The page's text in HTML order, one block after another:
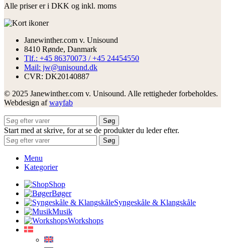
Alle priser er i DKK og inkl. moms
Janewinther.com v. Unisound
8410 Rønde, Danmark
Tlf.: +45 86370073 / +45 24454550
Mail: jw@unisound.dk
CVR: DK20140887
© 2025 Janewinther.com v. Unisound. Alle rettigheder forbeholdes.
Webdesign afwayfab
Søg
Start med at skrive, for at se de produkter du leder efter.
Søg
Menu
Kategorier
Shop
Bøger
Syngeskåle & Klangskåle
Musik
Workshops